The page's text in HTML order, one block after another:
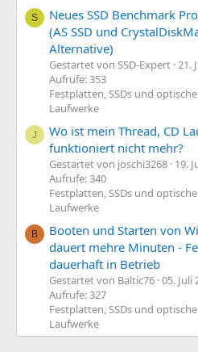
S
Neues SSD Benchmark
(AS SSD und
Alternative)
Gestartet von SSD-Expert 21.
Aufrufe: 353
Festplatten, SSDs und optische
Laufwerke
J
Wo ist mein Thread, CD
funktioniert nicht mehr?
Gestartet von joschi3268 19.
Aufrufe: 340
Festplatten, SSDs und optische
Laufwerke
B
Booten und Starten von
dauert mehre Minuten -
dauerhaft in Betrieb
Gestartet von Baltic76 05. Juli
Aufrufe: 327
Festplatten, SSDs und optische
Laufwerke